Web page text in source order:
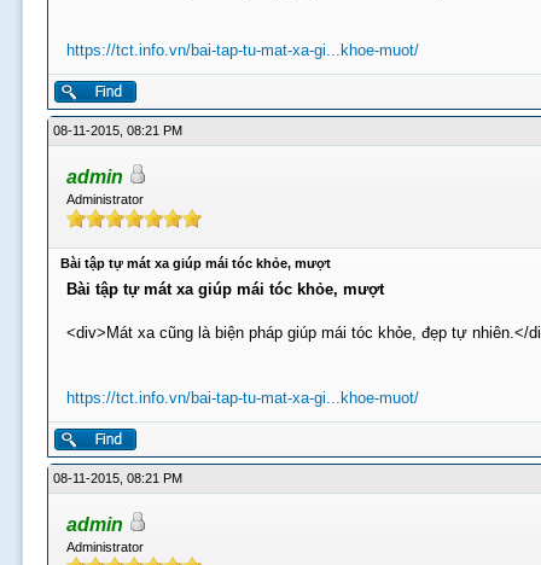
https://tct.info.vn/bai-tap-tu-mat-xa-gi...khoe-muot/
08-11-2015, 08:21 PM
admin
Administrator
Bài tập tự mát xa giúp mái tóc khỏe, mượt
Bài tập tự mát xa giúp mái tóc khỏe, mượt
<div>Mát xa cũng là biện pháp giúp mái tóc khỏe, đẹp tự nhiên.</
https://tct.info.vn/bai-tap-tu-mat-xa-gi...khoe-muot/
08-11-2015, 08:21 PM
admin
Administrator